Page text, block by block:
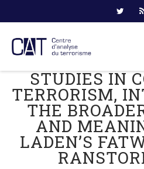
to
content
STUDIES IN
TERRORISM,
THE
AND
LADEN’S